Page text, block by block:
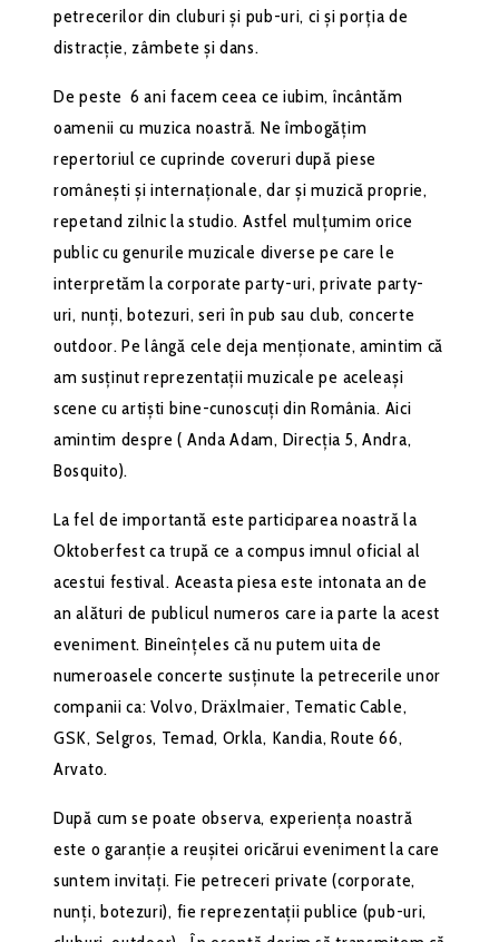
petrecerilor din cluburi și pub-uri, ci și porția de
distracție, zâmbete și dans.
De peste 6 ani facem ceea ce iubim, încântăm
oamenii cu muzica noastră. Ne îmbogățim
repertoriul ce cuprinde coveruri după piese
românești și internaționale, dar și muzică proprie,
repetand zilnic la studio. Astfel mulțumim orice
public cu genurile muzicale diverse pe care le
interpretăm la corporate party-uri, private party-
uri, nunți, botezuri, seri în pub sau club, concerte
outdoor. Pe lângă cele deja menționate, amintim că
am susținut reprezentații muzicale pe aceleași
scene cu artiști bine-cunoscuți din România. Aici
amintim despre ( Anda Adam, Direcția 5, Andra,
Bosquito).
La fel de importantă este participarea noastră la
Oktoberfest ca trupă ce a compus imnul oficial al
acestui festival. Aceasta piesa este intonata an de
an alături de publicul numeros care ia parte la acest
eveniment. Bineînțeles că nu putem uita de
numeroasele concerte susținute la petrecerile unor
companii ca: Volvo, Dräxlmaier, Tematic Cable,
GSK, Selgros, Temad, Orkla, Kandia, Route 66,
Arvato.
După cum se poate observa, experiența noastră
este o garanție a reușitei oricărui eveniment la care
suntem invitați. Fie petreceri private (corporate,
nunți, botezuri), fie reprezentații publice (pub-uri,